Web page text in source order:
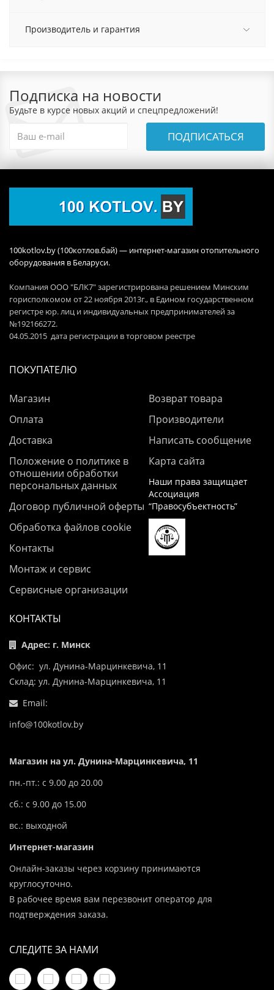
Производитель и гарантия
Подписка на новости
Будьте в курсе новых акций и спецпредложений!
ПОДПИСАТЬСЯ
100kotlov.by (100котлов.бай) — интернет-магазин отопительного
оборудования в Беларуси.
Компания ООО "БЛК7" зарегистрирована решением Минским
горисполкомом от 22 ноября 2013г., в Едином государственном
регистре юр. лиц и индивидуальных предпринимателей за
№192166272.
04.05.2015 дата регистрации в торговом реестре
ПОКУПАТЕЛЮ
Магазин
Оплата
Доставка
Положение о политике в
отношении обработки
персональных данных
Договор публичной оферты
Обработка файлов cookie
Контакты
Монтаж и сервис
Сервисные организации
Возврат товара
Производители
Написать сообщение
Карта сайта
Наши права защищает
Ассоциация
“Правосубъектность”
КОНТАКТЫ
Адрес: г. Минск
Офис: ул. Дунина-Марцинкевича, 11
Склад: ул. Дунина-Марцинкевича, 11
Email:
info@100kotlov.by
Магазин на ул. Дунина-Марцинкевича, 11
пн.-пт.: с 9.00 до 20.00
сб.: с 9.00 до 15.00
вс.: выходной
Интернет-магазин
Онлайн-заказы через корзину принимаются
круглосуточно.
В рабочее время вам перезвонит оператор для
подтверждения заказа.
СЛЕДИТЕ ЗА НАМИ